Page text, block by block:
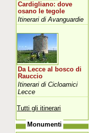
Cardigliano: dove
osano le tegole
Itinerari di Avanguardie
Da Lecce al bosco di
Rauccio
Itinerari di Cicloamici
Lecce
Tutti gli itinerari
Monumenti